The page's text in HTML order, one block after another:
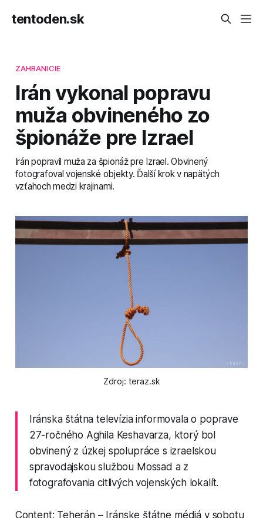
tentoden.sk
ZAHRANICIE
Irán vykonal popravu
muža obvineného zo
špionáže pre Izrael
Irán popravil muža za špionáž pre Izrael. Obvinený
fotografoval vojenské objekty. Ďalší krok v napätých
vzťahoch medzi krajinami.
Zdroj: teraz.sk
Iránska štátna televízia informovala o poprave
27-ročného Aghila Keshavarza, ktorý bol
obvinený z úzkej spolupráce s izraelskou
spravodajskou službou Mossad a z
fotografovania citlivých vojenských lokalít.
Content: Teherán – Iránske štátne médiá v sobotu